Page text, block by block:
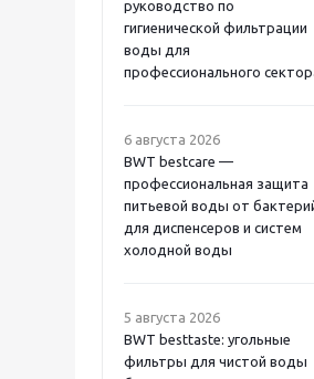
руководство по
гигиенической фильтрации
воды для
профессионального
6 августа 2026
BWT bestcare —
профессиональная защита
питьевой воды от
для диспенсеров и систем
холодной воды
5 августа 2026
BWT besttaste: угольные
фильтры для чистой воды